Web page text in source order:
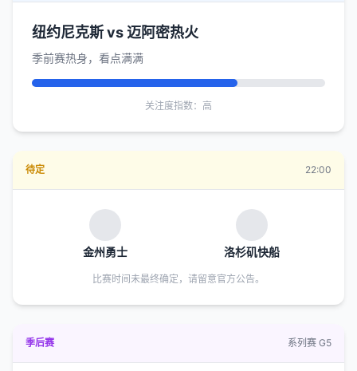
纽约尼克斯 vs 迈阿密热火
季前赛热身，看点满满
关注度指数：高
待定 22:00
金州勇士 洛杉矶快船
比赛时间未最终确定，请留意官方公告。
季后赛 系列赛 G5